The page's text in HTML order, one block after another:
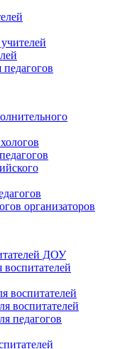
организаторов
ДОУ
воспитателей
воспитателей
педагогов